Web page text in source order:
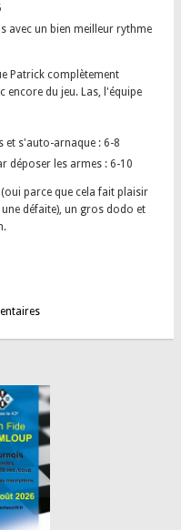
avec un bien meilleur rythme
Patrick complètement
encore du jeu. Las, l'équipe
et s'auto-arnaque : 6-8
déposer les armes : 6-10
parce que cela fait plaisir
défaite), un gros dodo et